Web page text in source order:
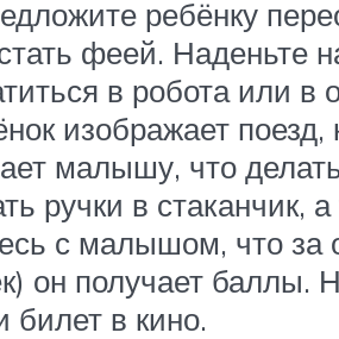
ребёнку
феей. Наденьте
в робота или в
изображает
малышу, что
ручки в стаканчик,
с малышом, что
он получает баллы.
билет в кино.